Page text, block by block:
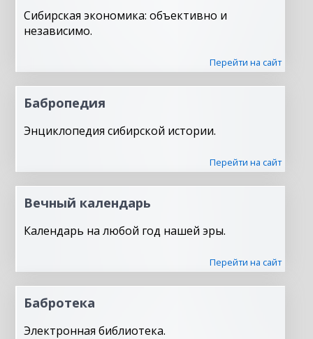
Сибирская экономика: объективно и
независимо.
Перейти на сайт
Бабропедия
Энциклопедия сибирской истории.
Перейти на сайт
Вечный календарь
Календарь на любой год нашей эры.
Перейти на сайт
Бабротека
Электронная библиотека.